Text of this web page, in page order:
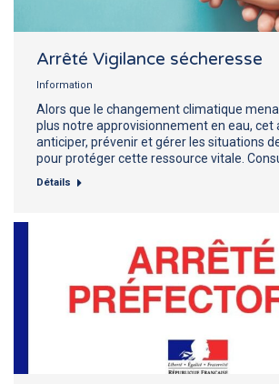
Arrêté Vigilance sécheresse
Information
Alors que le changement climatique
plus notre approvisionnement en eau, cet
anticiper, prévenir et gérer les situations
pour protéger cette ressource vitale.
Détails